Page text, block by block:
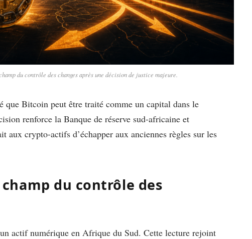
du contrôle des changes après une décision de justice majeure.
que Bitcoin peut être traité comme un capital dans le
renforce la Banque de réserve sud-africaine et
crypto-actifs d’échapper aux anciennes règles sur les
du contrôle des
actif numérique en Afrique du Sud. Cette lecture rejoint